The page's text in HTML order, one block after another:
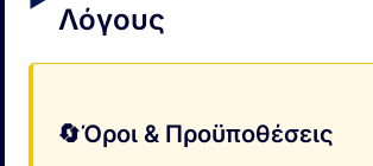
Λόγους
🔄Όροι & Προϋποθέσεις